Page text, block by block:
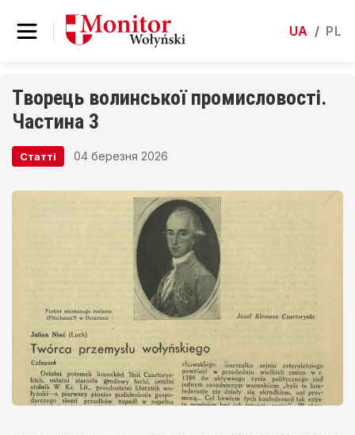
UA / PL
Творець волинської промисловості.
Частина 3
Статті 04 березня 2026